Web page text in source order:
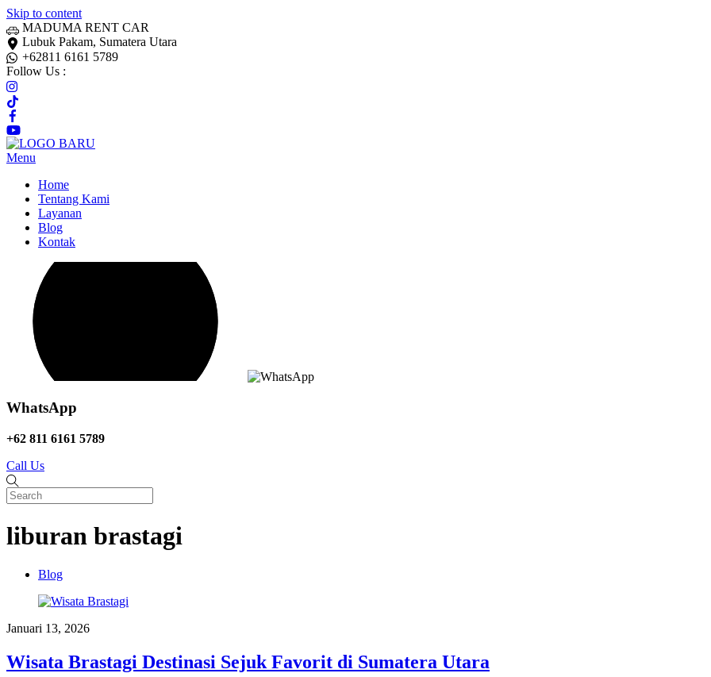
Skip to content
MADUMA RENT CAR
Lubuk Pakam, Sumatera Utara
+62811 6161 5789
Follow Us :
Menu
Home
Tentang Kami
Layanan
Blog
Kontak
WhatsApp
+62 811 6161 5789
Call Us
liburan brastagi
Blog
Januari 13, 2026
Wisata Brastagi Destinasi Sejuk Favorit di Sumatera Utara